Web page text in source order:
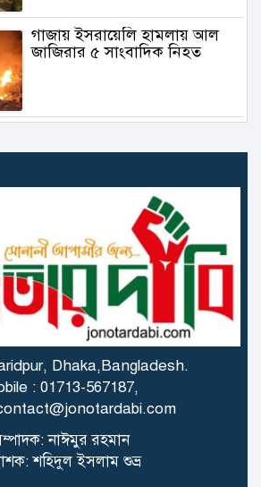
গাজায় ইসরায়েলি হামলায় আল
জাজিরার ৫ সাংবাদিক নিহত
গাজায় বিমান থেকে ফেলা ত্রাণ
মাথায় পড়ে প্রাণ গেল বালকের
স্ত্রী বিষ খাওয়ার পর বোতলের
অবশিষ্ট বিষ খেলেন স্বামীও!
সুদের টাকা না পেয়ে ৭ মাসের
শিশুকে আটকে রাখে প্রতিবেশী,
আটক ৪
Dhaka,Bangladesh.
: 01713-567187,
নাঈমুর রহমান
শহিদুল ইসলাম শুভ্র